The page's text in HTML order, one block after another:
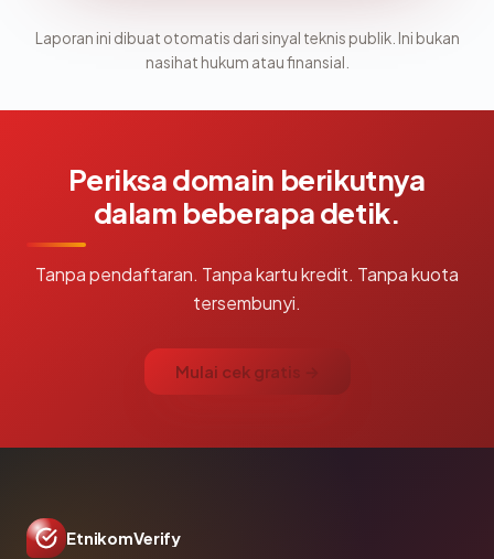
Laporan ini dibuat otomatis dari sinyal teknis publik. Ini bukan
nasihat hukum atau finansial.
Periksa domain berikutnya
dalam beberapa detik.
Tanpa pendaftaran. Tanpa kartu kredit. Tanpa kuota
tersembunyi.
Mulai cek gratis →
EtnikomVerify